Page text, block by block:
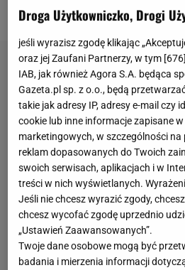
liczyć na awans do baraży MŚ
Droga Użytkowniczko, Drogi
jeśli wyrazisz zgodę klikając
oraz jej Zaufani Partnerzy, w tym [676
IAB, jak również Agora S.A. będąca
Gazeta.pl sp. z o.o., będą
takie jak adresy IP, adresy e-mail czy
cookie lub inne informacje zapisane
marketingowych, w szczególności
reklam dopasowanych do Twoich
swoich serwisach, aplikacjach i w
treści w nich wyświetlanych.
Jeśli nie chcesz wyrazić zgody,
chcesz wycofać zgodę uprzednio
„Ustawień Zaawansowanych”.
Twoje dane osobowe mogą być
badania i mierzenia informacji